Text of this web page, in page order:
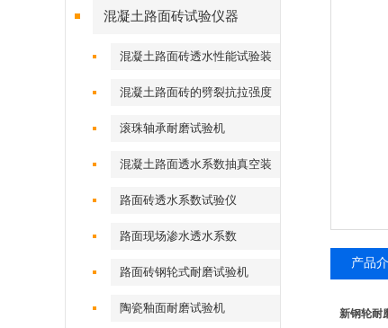
混凝土路面砖试验仪器
混凝土路面砖透水性能试验装
置
混凝土路面砖的劈裂抗拉强度
试验装置（夹具）
滚珠轴承耐磨试验机
混凝土路面透水系数抽真空装
路面砖透水系数试验仪
路面现场渗水透水系数
路面砖钢轮式耐磨试验机
陶瓷釉面耐磨试验机
产品
新钢轮耐